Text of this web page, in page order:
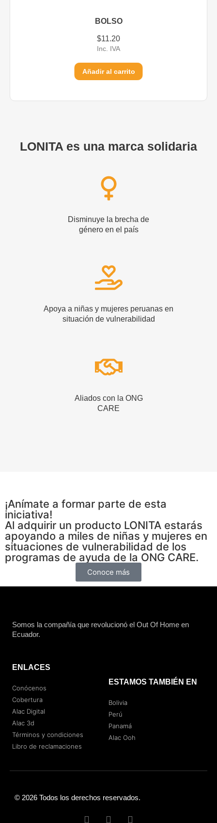
BOLSO
$11.20
Inc. IVA
Añadir al carrito
LONITA es una marca solidaria
Disminuye la brecha de
género en el país
Apoya a niñas y mujeres peruanas en
situación de vulnerabilidad
Aliados con la ONG
CARE
¡Anímate a formar parte de esta
iniciativa!
Al adquirir un producto LONITA estarás
apoyando a miles de niñas y mujeres en
situaciones de vulnerabilidad de los
programas de ayuda de la ONG CARE.
Conoce más
Somos la compañía que revolucionó el Out Of Home en
Ecuador.
ENLACES
Conócenos
Cobertura
Alac Digital
Alac 3d
Términos y condiciones
Libro de reclamaciones
ESTAMOS TAMBIÉN EN
Bolivia
Perú
Panamá
Alac Ooh
© 2026 Todos los derechos reservados.